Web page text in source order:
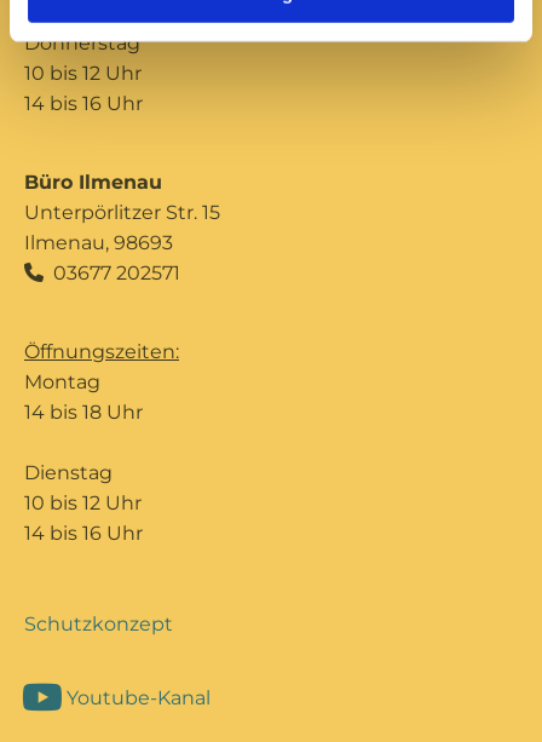
Donnerstag
10 bis 12 Uhr
14 bis 16 Uhr
Büro Ilmenau
Unterpörlitzer Str. 15
Ilmenau, 98693
 03677 202571
Öffnungszeiten:
Montag
14 bis 18 Uhr
Dienstag
10 bis 12 Uhr
14 bis 16 Uhr
Schutzkonzept
Youtube-Kanal